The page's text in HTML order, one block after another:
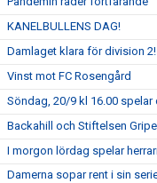
KANELBULLENS DAG!
Damlaget klara för division 2!
Vinst mot FC Rosengård
Söndag, 20/9 kl 16.00 spelar
Backahill och Stiftelsen
I morgon lördag spelar
Damerna sopar rent i sin